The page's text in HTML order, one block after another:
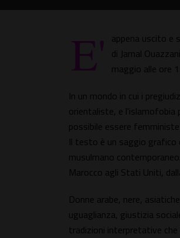
E' appena uscito e
di Jamal
maggio alle ore
In un mondo in cui i
orientaliste, e l'islamofobia
possibile essere
Il testo è un saggio grafico
musulmano
Marocco agli Stati Uniti,
Donne arabe, nere,
uguaglianza, giustizia
tradizioni interpretative